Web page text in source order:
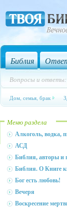
Библия
Вопросы и ответы:
Дом, семья, брак
Меню раздела
Алкоголь, водка,
АСД
Библия, авторы и
Библия. О Книге
Бог есть любовь!
Вечеря
Воскресение